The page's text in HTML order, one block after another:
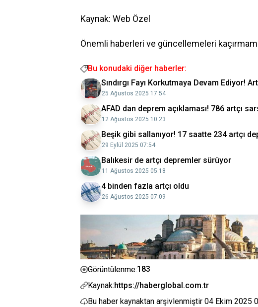
Kaynak: Web Özel
Önemli haberleri ve güncellemeleri
Bu konudaki diğer haberler:
Sındırgı Fayı Korkutmaya Devam Ediyor!
25 Ağustos 2025 17:54
AFAD dan deprem açıklaması! 786 artçı
12 Ağustos 2025 10:23
Beşik gibi sallanıyor! 17 saatte 234 artçı
29 Eylül 2025 07:54
Balıkesir de artçı depremler sürüyor
11 Ağustos 2025 05:18
4 binden fazla artçı oldu
26 Ağustos 2025 07:09
Görüntülenme:183
Kaynak:https://haberglobal.com.tr
Bu haber kaynaktan arşivlenmiştir 04 Ekim 2025